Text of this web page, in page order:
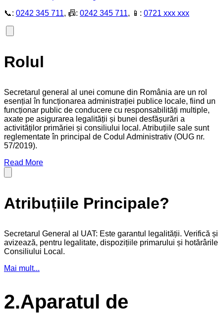
📞: 0242 345 711, 📠: 0242 345 711, 📱: 0721 xxx xxx
Rolul
Secretarul general al unei comune din România are un rol
esențial în funcționarea administrației publice locale, fiind un
funcționar public de conducere cu responsabilități multiple,
axate pe asigurarea legalității și bunei desfășurări a
activităților primăriei și consiliului local. Atribuțiile sale sunt
reglementate în principal de Codul Administrativ (OUG nr.
57/2019).
Read More
Atribuțiile Principale?
Secretarul General al UAT: Este garantul legalității. Verifică și
avizează, pentru legalitate, dispozițiile primarului și hotărârile
Consiliului Local.
Mai mult...
2.Aparatul de